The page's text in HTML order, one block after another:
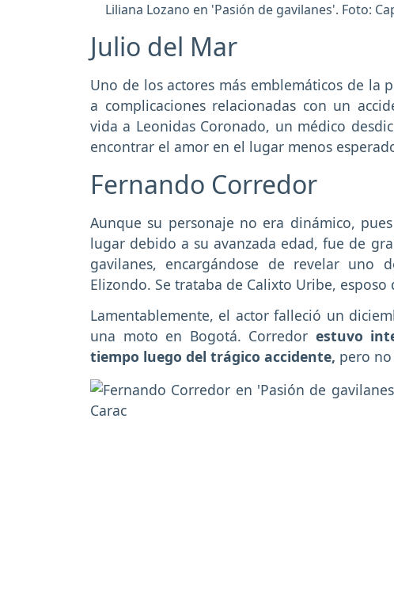
Liliana Lozano en 'Pasión de gavilanes'. Foto:
Julio del Mar
Uno de los actores más emblemáticos de la
a complicaciones relacionadas con un
vida a Leonidas Coronado, un médico
encontrar el amor en el lugar menos
Fernando Corredor
Aunque su personaje no era dinámico,
lugar debido a su avanzada edad, fue de
gavilanes, encargándose de revelar uno
Elizondo. Se trataba de Calixto Uribe, esposo
Lamentablemente, el actor falleció un
una moto en Bogotá. Corredor estuvo
tiempo luego del trágico accidente, pero